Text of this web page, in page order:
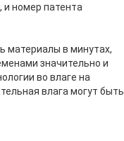
и номер патента
материалы в минутах,
значительно и
во влаге на
влага могут быть